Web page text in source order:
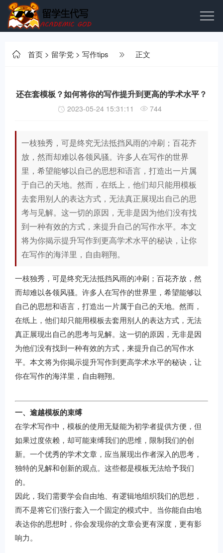
首页 > 留学党 > 写作tips 正文
还在套模板？如何将你的写作提升到更高的学术水平？
2023-05-24 15:31:11 744
一枝独秀，可是终究无法抵挡风雨的冲刷；百花齐
放，然而却难以各领风骚。许多人在写作的世界
里，希望能够以自己的思想和语言，打造出一片属
于自己的天地。然而，在纸上，他们却只能用模板
去套用别人的表达方式，无法真正展现出自己的思
考与见解。这一切的原因，无非是因为他们没有找
到一种有效的方式，来提升自己的写作水平。本文
将为你揭示提升写作到更高学术水平的秘诀，让你
在写作的海洋里，自由翱翔。
一枝独秀，可是终究无法抵挡风雨的冲刷；百花齐放，然
而却难以各领风骚。许多人在写作的世界里，希望能够以
自己的思想和语言，打造出一片属于自己的天地。然而，
在纸上，他们却只能用模板去套用别人的表达方式，无法
真正展现出自己的思考与见解。这一切的原因，无非是因
为他们没有找到一种有效的方式，来提升自己的写作水
平。本文将为你揭示提升写作到更高学术水平的秘诀，让
你在写作的海洋里，自由翱翔。
一、逾越模板的束缚
在学术写作中，模板的使用无疑能为初学者提供方便，但
如果过度依赖，却可能束缚我们的思维，限制我们的创
新。一个优秀的学术文章，应当展现出作者深入的思考，
独特的见解和创新的观点。这些都是模板无法给予我们
的。
因此，我们需要学会自由地、有逻辑地组织我们的思想，
而不是将它们强行套入一个固定的模式中。当你能自由地
表达你的思想时，你会发现你的文章会更有深度，更有影
响力。